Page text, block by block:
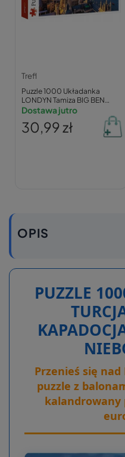
Trefl
Puzzle 1000 Układanka
LONDYN Tamiza BIG BEN
Krajobraz Widok Miast 12+
Dostawa jutro
30,99 zł
OPIS
PUZZLE
Przenieś się nad
puzzle z
kalandrowany